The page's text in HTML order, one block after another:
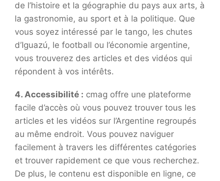
de l’histoire et la géographie du pays aux arts, à
la gastronomie, au sport et à la politique. Que
vous soyez intéressé par le tango, les chutes
d’Iguazú, le football ou l’économie argentine,
vous trouverez des articles et des vidéos qui
répondent à vos intérêts.
4. Accessibilité : cmag offre une plateforme
facile d’accès où vous pouvez trouver tous les
articles et les vidéos sur l’Argentine regroupés
au même endroit. Vous pouvez naviguer
facilement à travers les différentes catégories
et trouver rapidement ce que vous recherchez.
De plus, le contenu est disponible en ligne, ce